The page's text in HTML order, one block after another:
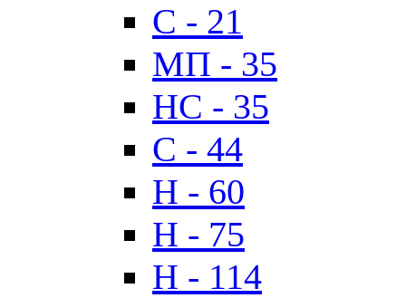
C - 21
МП - 35
HC - 35
C - 44
H - 60
H - 75
H - 114